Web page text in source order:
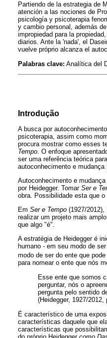
Partiendo de la estrategia de
atención a las nociones de
psicología y psicoterapia
y cambio personal, además
impropiedad para la
diarios. Ante la 'nada', el
vuelve próprio alcanza el
Palabras clave: Analítica del
Introdução
A busca por
psicoterapia, assim como
procura mostrar como esses
Tempo . O enfoque
ser uma referência teórica
autoconhecimento e
Autoconhecimento e
por Heidegger. Tomar Ser e
obra. Possibilidade esta que
Em Ser e Tempo (1927/
realizar um projeto mais
que algo "é".
A estratégia de Heidegger é
humano - em seu modo de
modo de ser do ente que
para nomear o ente que nós
Esse ente que somos
perguntar, nós o
pergunta pelo sentido
(Heidegger, 1927/2012,
É característico de uma
características daquele que
características que